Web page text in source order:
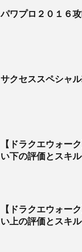
パワプロ２０１６
サクセススペシャ
【ドラクエウォー
い下の評価とスキ
【ドラクエウォー
い上の評価とスキ